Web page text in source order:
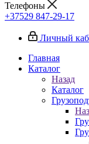
Телефоны
+37529 847-29-17‬
Личный
Главная
Каталог
Назад
Каталог